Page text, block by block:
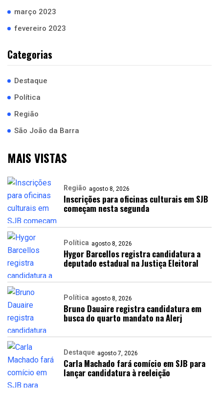
março 2023
fevereiro 2023
Categorias
Destaque
Política
Região
São João da Barra
MAIS VISTAS
Região agosto 8, 2026
Inscrições para oficinas culturais em SJB
começam nesta segunda
Política agosto 8, 2026
Hygor Barcellos registra candidatura a
deputado estadual na Justiça Eleitoral
Política agosto 8, 2026
Bruno Dauaire registra candidatura em
busca do quarto mandato na Alerj
Destaque agosto 7, 2026
Carla Machado fará comício em SJB para
lançar candidatura à reeleição